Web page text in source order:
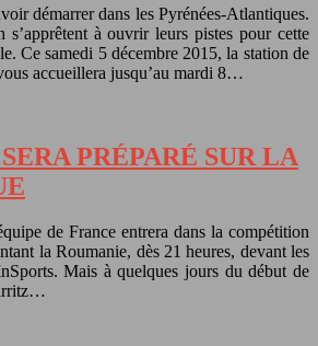
démarrer dans les Pyrénées-Atlantiques.
s’apprêtent à ouvrir leurs pistes pour cette
Ce samedi 5 décembre 2015, la station de
accueillera jusqu’au mardi 8…
PRÉPARÉ SUR LA
de France entrera dans la compétition
la Roumanie, dès 21 heures, devant les
Mais à quelques jours du début de